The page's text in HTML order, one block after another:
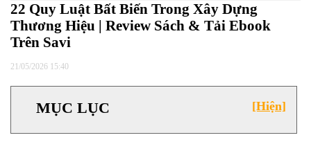
22 Quy Luật Bất Biến Trong Xây Dựng
Thương Hiệu | Review Sách & Tải Ebook
Trên Savi
21/05/2026 15:40
[Hiện]
MỤC LỤC